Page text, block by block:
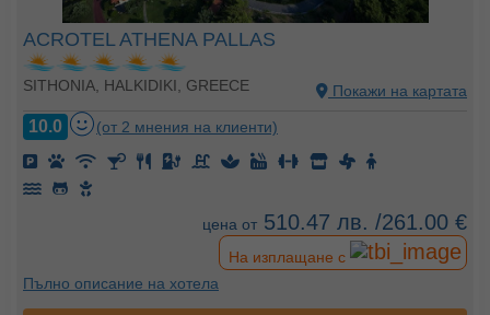
ACROTEL ATHENA PALLAS
SITHONIA, HALKIDIKI, GREECE Покажи на картата
10.0 (от 2 мнения на клиенти)
цена от 510.47 лв. /261.00 €
На изплащане с
Пълно описание на хотела